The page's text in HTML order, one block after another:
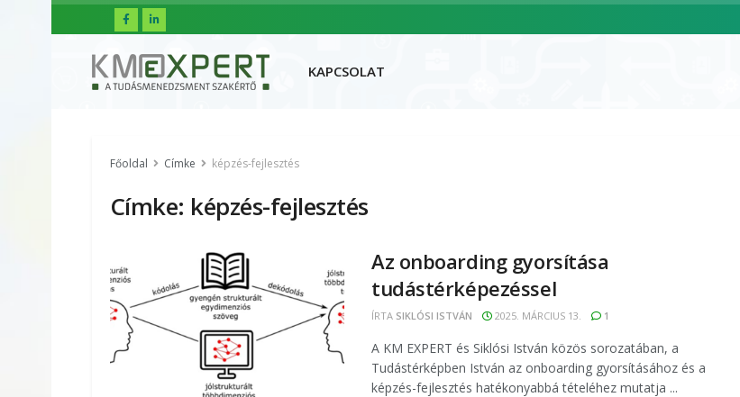
KAPCSOLAT
Főoldal Címke képzés-fejlesztés
Címke: képzés-fejlesztés
Az onboarding gyorsítása
tudástérképezéssel
ÍRTA SIKLÓSI ISTVÁN 2025. MÁRCIUS 13. 1
A KM EXPERT és Siklósi István közös sorozatában, a
Tudástérképben István az onboarding gyorsításához és a
képzés-fejlesztés hatékonyabbá tételéhez mutatja ...